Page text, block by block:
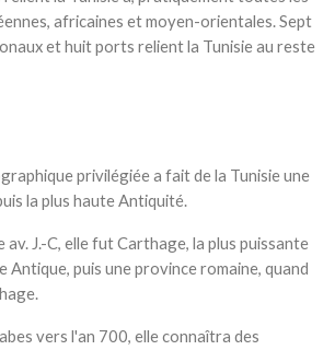
africaines et moyen-orientales. Sept
et huit ports relient la Tunisie au reste
privilégiée a fait de la Tunisie une
la plus haute Antiquité.
av. J.-C, elle fut Carthage, la plus puissante
Antique, puis une province romaine, quand
vers l'an 700, elle connaîtra des